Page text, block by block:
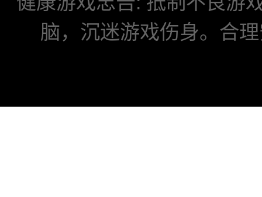
脑，沉迷游戏伤身。合